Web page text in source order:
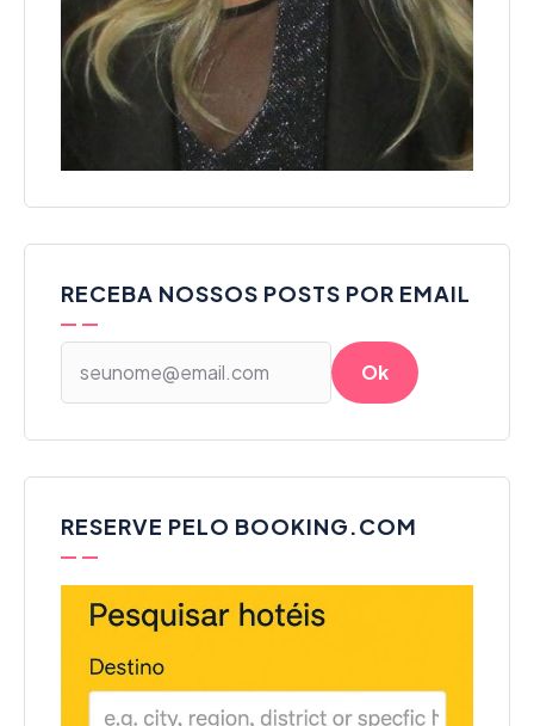
RECEBA NOSSOS POSTS POR EMAIL
RESERVE PELO BOOKING.COM